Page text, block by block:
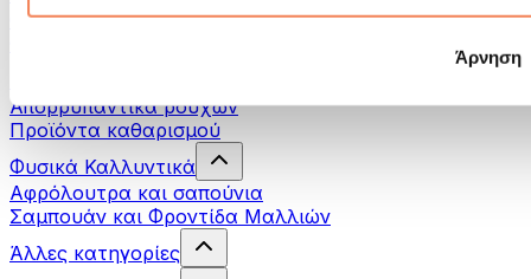
Άρνηση
Θεραπεία με Κόκκινο Φως
Απορρυπαντικά ρούχων
Προϊόντα καθαρισμού
Φυσικά Καλλυντικά
Αφρόλουτρα και σαπούνια
Σαμπουάν και Φροντίδα Μαλλιών
Άλλες κατηγορίες